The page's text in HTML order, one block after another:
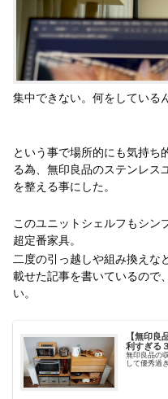
集中できない。何をしている
という事で場所的にも気持ち
る為、無印良品のステンレス
を整える事にした。
このユニットシェルフもシン
超定番家具。
二度の引っ越しや組み換えな
載せた記事を書いているので
い。
【無印良
利すぎる
無印良品の
して優秀過